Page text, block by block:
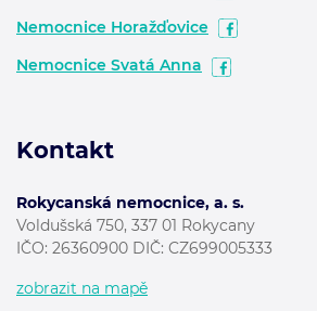
Nemocnice Horažďovice
Nemocnice Svatá Anna
Kontakt
Rokycanská nemocnice, a. s.
Voldušská 750, 337 01 Rokycany
IČO: 26360900 DIČ: CZ699005333
zobrazit na mapě